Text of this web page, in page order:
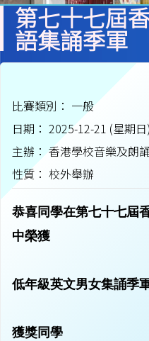
第七十七屆
語集誦季軍
比賽類別： 一般
日期： 2025-12-21 (星期日)
主辦： 香港學校音樂及朗
性質： 校外舉辦
恭喜同學在第七⼗七屆
中榮獲
低年級英⽂男⼥集誦季
獲獎同學